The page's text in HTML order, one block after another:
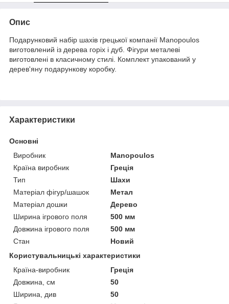
Опис
Подарунковий набір шахів грецької компанії Manopoulos
виготовлений із дерева горіх і дуб. Фігури металеві
виготовлені в класичному стилі. Комплект упакований у
дерев'яну подарункову коробку.
Характеристики
Основні
Виробник
Manopoulos
Країна виробник
Греція
Тип
Шахи
Матеріал фігур/шашок
Метал
Матеріал дошки
Дерево
Ширина ігрового поля
500 мм
Довжина ігрового поля
500 мм
Стан
Новий
Користувальницькі характеристики
Країна-виробник
Греція
Довжина, см
50
Ширина, див
50